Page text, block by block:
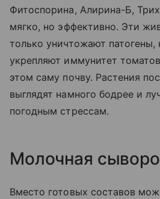
Фитоспорина, Алирина-Б,
мягко, но эффективно. Эти
только уничтожают патогены,
укрепляют иммунитет
этом саму почву. Растения
выглядят намного бодрее и
погодным стрессам.
Молочная
Вместо готовых составов